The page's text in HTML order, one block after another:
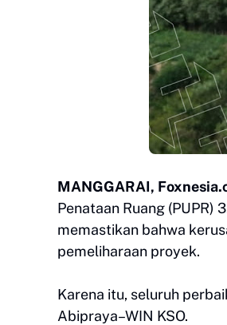
MANGGARAI,
Penataan Ruang (PUPR)
memastikan bahwa
pemeliharaan proyek.
Karena itu, seluruh
Abipraya–WIN KSO.